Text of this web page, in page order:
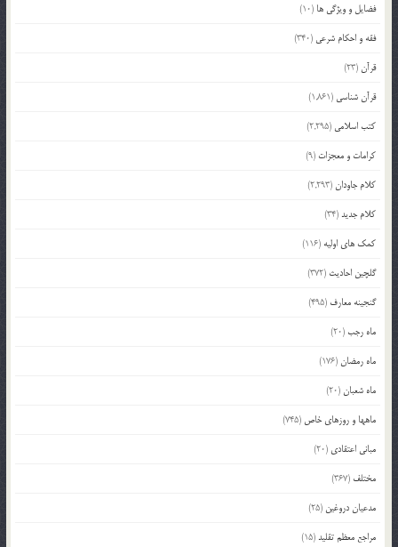
فضایل و ویژگی ها (10)
فقه و احکام شرعی (340)
قرآن(23)
قرآن شناسی (1,861)
کتب اسلامی (2,295)
کرامات و معجزات (9)
کلام جاودان(2,293)
کلام جدید(34)
کمک های اولیه (116)
گلچین احادیث (372)
گنجینه معارف (495)
ماه رجب(20)
ماه رمضان(176)
ماه شعبان(20)
ماهها و روزهای خاص (745)
مبانی اعتقادی (20)
مختلف (367)
مدعیان دروغین (25)
مراجع معظم تقلید(15)